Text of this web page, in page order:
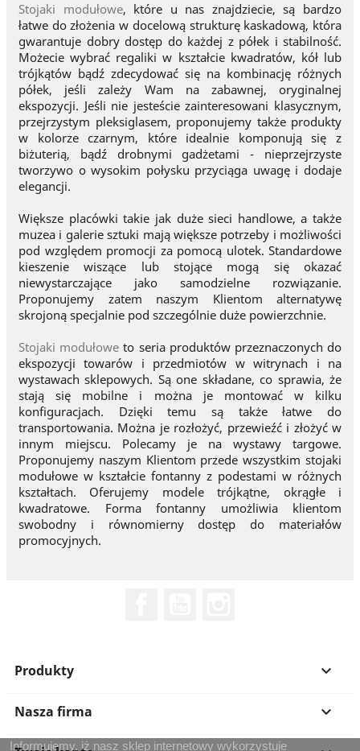
Stojaki modułowe, które u nas znajdziecie, są bardzo
łatwe do złożenia w docelową strukturę kaskadową, która
gwarantuje dobry dostęp do każdej z półek i stabilność.
Możecie wybrać regaliki w kształcie kwadratów, kół lub
trójkątów bądź zdecydować się na kombinację różnych
półek, jeśli zależy Wam na zabawnej, oryginalnej
ekspozycji. Jeśli nie jesteście zainteresowani klasycznym,
przejrzystym pleksiglasem, proponujemy także produkty
w kolorze czarnym, które idealnie komponują się z
biżuterią, bądź drobnymi gadżetami - nieprzejrzyste
tworzywo o wysokim połysku przyciąga uwagę i dodaje
elegancji.
Większe placówki takie jak duże sieci handlowe, a także
muzea i galerie sztuki mają większe potrzeby i możliwości
pod względem promocji za pomocą ulotek. Standardowe
kieszenie wiszące lub stojące mogą się okazać
niewystarczające jako samodzielne rozwiązanie.
Proponujemy zatem naszym Klientom alternatywę
skrojoną specjalnie pod szczególnie duże powierzchnie.
Stojaki modułowe to seria produktów przeznaczonych do
ekspozycji towarów i przedmiotów w witrynach i na
wystawach sklepowych. Są one składane, co sprawia, że
stają się mobilne i można je montować w kilku
konfiguracjach. Dzięki temu są także łatwe do
transportowania. Można je rozłożyć, przewieźć i złożyć w
innym miejscu. Polecamy je na wystawy targowe.
Proponujemy naszym Klientom przede wszystkim stojaki
modułowe w kształcie fontanny z podestami w różnych
kształtach. Oferujemy modele trójkątne, okrągłe i
kwadratowe. Forma fontanny umożliwia klientom
swobodny i równomierny dostęp do materiałów
promocyjnych.
Produkty 
Nasza firma 
Informujemy, iż nasz sklep internetowy wykorzystuje